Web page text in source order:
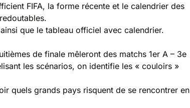
FIFA, la forme récente et le calendrier des
ainsi que le tableau officiel avec calendrier.
de finale mêleront des matchs 1er A – 3e
les scénarios, on identifie les « couloirs »
quels grands pays risquent de se rencontrer en